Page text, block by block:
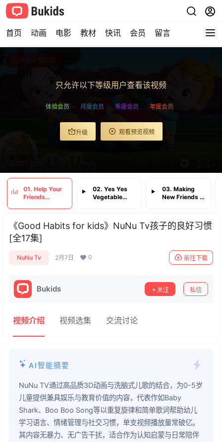
首页 动画 电影 教材 快讯 会员 留言
只允许以下等级用户查看该视频
体验会员 月度会员 季度会员 年度会员
升级 观看预览视频
01. Help Your
Friends
Kids Songs
NuNu Tv
02. Yes Yes
Vegetable
Rhymes &
Kids Songs
03. Making
New Friends +
Tv Nursery
Rhymes
《Good Habits for kids》NuNu Tv孩子的良好习惯
[全17集]
NuNu Tv 2月7日 0 前往下载
Bukids 关注 私信
视频介绍 视频选集 交流讨论
AI智能摘要
NuNu TV通过高品质3D动画与洗脑式儿歌的结合，为0-5岁
儿童提供兼具娱乐与教育价值的内容，代表作如Baby
Shark、Boo Boo Song等以重复旋律和简单歌词帮助幼儿
学习语言、情绪管理与社交习惯，单支视频播放量常破亿。
其内容无暴力、无广告干扰，适合作为认知启蒙与日常陪伴